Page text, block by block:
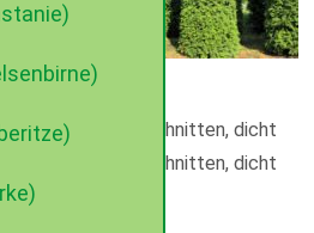
mehrfach geschnitten, dicht
mehrfach geschnitten, dicht